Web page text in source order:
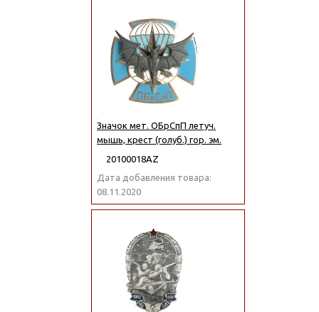
Значок мет. ОБрСпП летуч.
мышь, крест (голуб.) гор. эм.
20100018АZ
Дата добавления товара:
08.11.2020